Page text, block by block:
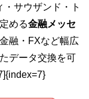
・サウザンド・ト
める金融メッセ
融・FXなど幅広
データ交換を可